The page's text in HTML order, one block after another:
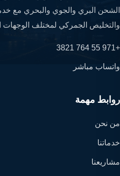
الشحن البري والجوي والبحري مع
والتخليص الجمركي لمختلف الوجهات
+971 55 764 3821
واتساب مباشر
روابط مهمة
من نحن
خدماتنا
مشاريعنا